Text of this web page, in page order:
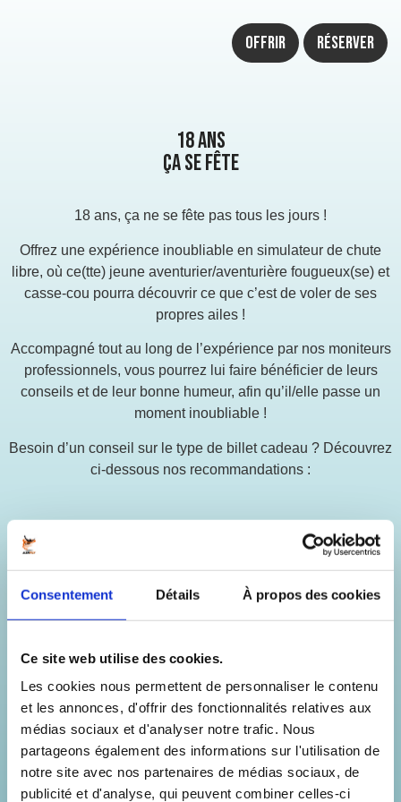
Consentement Détails À propos des cookies
Ce site web utilise des cookies.
Les cookies nous permettent de personnaliser le contenu
et les annonces, d'offrir des fonctionnalités relatives aux
médias sociaux et d'analyser notre trafic. Nous
partageons également des informations sur l'utilisation de
notre site avec nos partenaires de médias sociaux, de
publicité et d'analyse, qui peuvent combiner celles-ci
Offrir Réserver
18 ans
ça se fête
18 ans, ça ne se fête pas tous les jours !
Offrez une expérience inoubliable en simulateur de chute
libre, où ce(tte) jeune aventurier/aventurière fougueux(se) et
casse-cou pourra découvrir ce que c’est de voler de ses
propres ailes !
Accompagné tout au long de l’expérience par nos moniteurs
professionnels, vous pourrez lui faire bénéficier de leurs
conseils et de leur bonne humeur, afin qu’il/elle passe un
moment inoubliable !
Besoin d’un conseil sur le type de billet cadeau ? Découvrez
ci-dessous nos recommandations :